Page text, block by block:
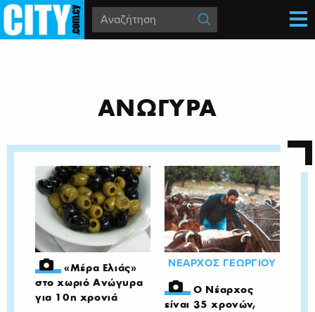
ΑΝΩΓΥΡΑ
«Μέρα Ελιάς»
στο χωριό Ανώγυρα
για 10η χρονιά
ΝΕΑΡΧΟΣ ΓΕΩΡΓΙΟΥ
Ο Νέαρχος
είναι 35 χρονών,